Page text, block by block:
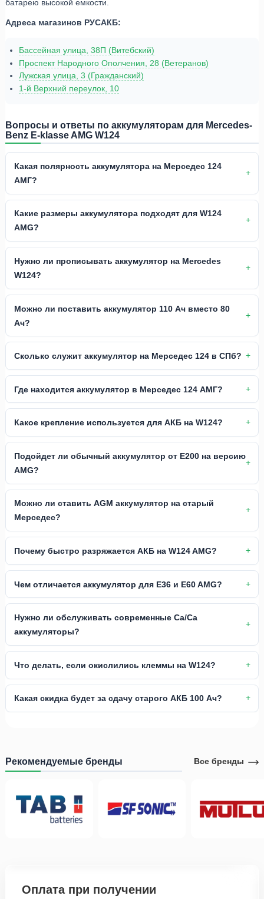
батарею высокой емкости.
Адреса магазинов РУСАКБ:
Бассейная улица, 38П (Витебский)
Проспект Народного Ополчения, 28 (Ветеранов)
Лужская улица, 3 (Гражданский)
1-й Верхний переулок, 10
Вопросы и ответы по аккумуляторам для Mercedes-
Benz E-klasse AMG W124
Какая полярность аккумулятора на Мерседес 124
АМГ?
Какие размеры аккумулятора подходят для W124
AMG?
Нужно ли прописывать аккумулятор на Mercedes
W124?
Можно ли поставить аккумулятор 110 Ач вместо 80
Ач?
Сколько служит аккумулятор на Мерседес 124 в СПб?
Где находится аккумулятор в Мерседес 124 АМГ?
Какое крепление используется для АКБ на W124?
Подойдет ли обычный аккумулятор от E200 на версию
AMG?
Можно ли ставить AGM аккумулятор на старый
Мерседес?
Почему быстро разряжается АКБ на W124 AMG?
Чем отличается аккумулятор для E36 и E60 AMG?
Нужно ли обслуживать современные Ca/Ca
аккумуляторы?
Что делать, если окислились клеммы на W124?
Какая скидка будет за сдачу старого АКБ 100 Ач?
Рекомендуемые бренды Все бренды
Оплата при получении